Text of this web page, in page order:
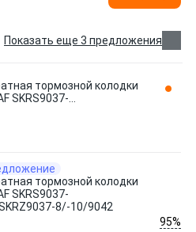
Показать еще 3 предложения
тормозной колодки
SKRS9037-
8/-10/9042
тормозной колодки
SKRS9037-
8/-10/9042
95%